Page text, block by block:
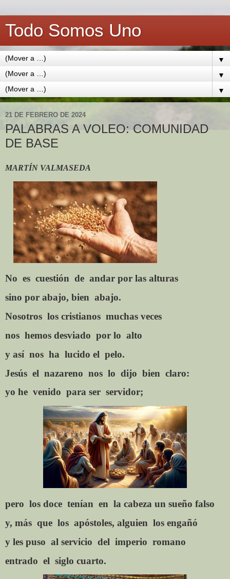
Todo Somos Uno
▼
▼
▼
21 DE FEBRERO DE 2024
PALABRAS A VOLEO: COMUNIDAD
DE BASE
MARTÍN VALMASEDA
No es cuestión de andar por las alturas
sino por abajo, bien abajo.
Nosotros los cristianos muchas veces
nos hemos desviado por lo alto
y así nos ha lucido el pelo.
Jesús el nazareno nos lo dijo bien claro:
yo he venido para ser servidor;
pero los doce tenían en la cabeza un sueño falso
y, más que los apóstoles, alguien los engañó
y les puso al servicio del imperio romano
entrado el siglo cuarto.